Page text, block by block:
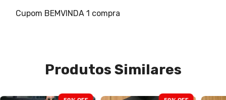
Cupom BEMVINDA 1 compra
Produtos Similares